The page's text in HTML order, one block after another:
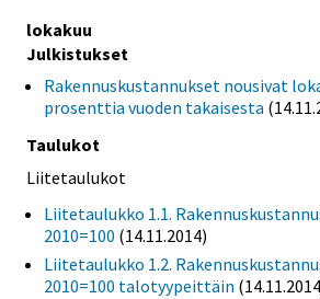
lokakuu
Julkistukset
Rakennuskustannukset nousivat
prosenttia vuoden takaisesta
Taulukot
Liitetaulukot
Liitetaulukko 1.1.
2010=100 (14.11.2014)
Liitetaulukko 1.2.
2010=100 talotyypeittäin